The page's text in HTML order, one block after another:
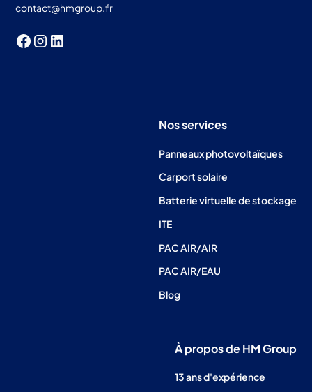
contact@hmgroup.fr
Nos services
Panneaux photovoltaïques
Carport solaire
Batterie virtuelle de stockage
ITE
PAC AIR/AIR
PAC AIR/EAU
Blog
À propos de HM Group
13 ans d'expérience